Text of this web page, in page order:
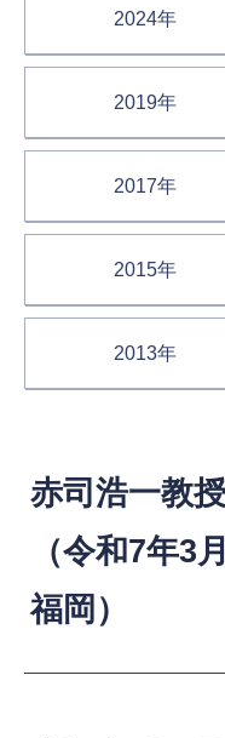
2024年
2019年
2017年
2015年
2013年
赤司浩一教
（令和7年
福岡）